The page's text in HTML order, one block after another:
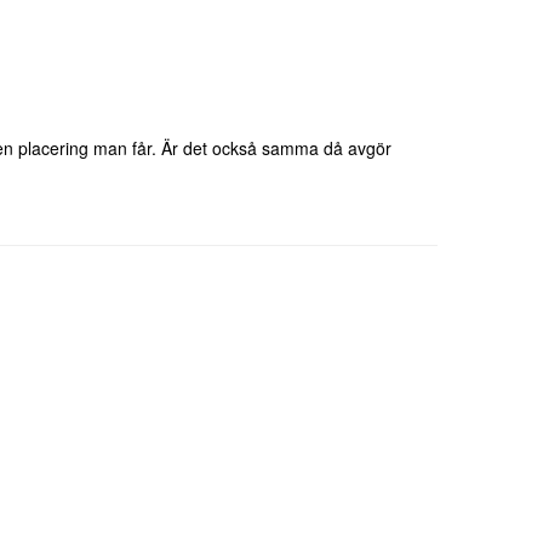
placering man får. Är det också samma då avgör